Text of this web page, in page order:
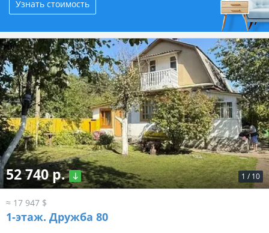
Узнать стоимость
1 / 10
52 740 р.
≈ 17 947 $
1-этаж. Дружба 80